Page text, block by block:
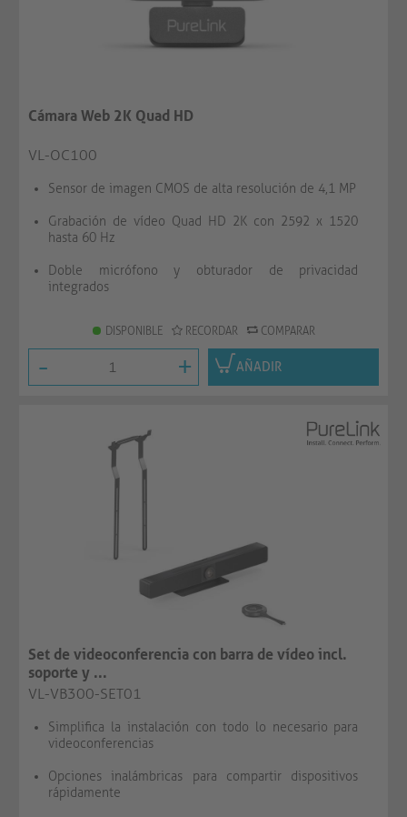
Cámara Web 2K Quad HD
VL-OC100
Sensor de imagen CMOS de alta resolución de 4,1 MP
Grabación de vídeo Quad HD 2K con 2592 x 1520
hasta 60 Hz
Doble micrófono y obturador de privacidad
integrados
DISPONIBLE RECORDAR COMPARAR
- + AÑADIR
Set de videoconferencia con barra de vídeo incl.
soporte y ...
VL-VB300-SET01
Simplifica la instalación con todo lo necesario para
videoconferencias
Opciones inalámbricas para compartir dispositivos
rápidamente